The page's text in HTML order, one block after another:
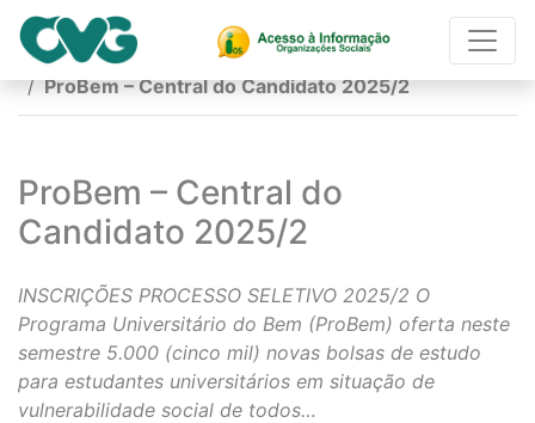
Página Inicial
ProBem – Central do Candidato 2025/2
ProBem – Central do
Candidato 2025/2
INSCRIÇÕES PROCESSO SELETIVO 2025/2 O
Programa Universitário do Bem (ProBem) oferta neste
semestre 5.000 (cinco mil) novas bolsas de estudo
para estudantes universitários em situação de
vulnerabilidade social de todos…